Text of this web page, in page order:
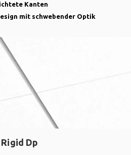
Kanten
mit schwebender Optik
Dp